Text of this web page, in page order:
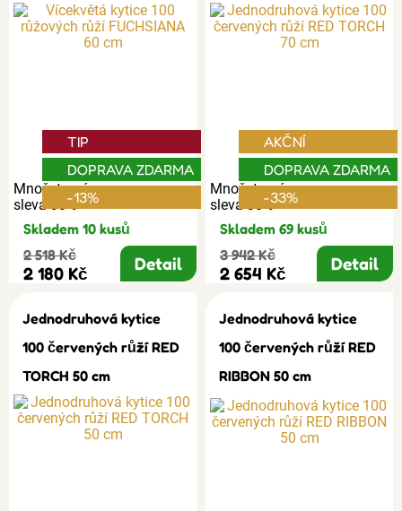
Množstevní
sleva 30%
TIP
DOPRAVA ZDARMA
-13%
Skladem 10 kusů
2 518 Kč
2 180 Kč Detail
Množstevní
sleva 30%
AKČNÍ
DOPRAVA ZDARMA
-33%
Skladem 69 kusů
3 942 Kč
2 654 Kč Detail
Jednodruhová kytice
100 červených růží RED
TORCH 50 cm
Jednodruhová kytice
100 červených růží RED
RIBBON 50 cm